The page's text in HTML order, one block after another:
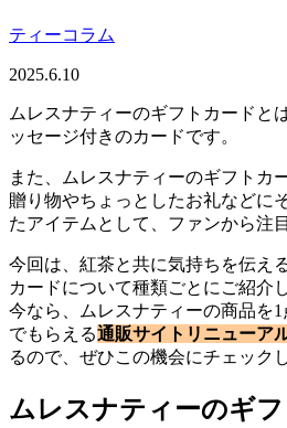
ティーコラム
2025.6.10
ムレスナティーのギフトカードと
ッセージ付きのカードです。
また、ムレスナティーのギフトカ
贈り物やちょっとしたお礼などに
たアイテムとして、ファンから注
今回は、紅茶と共に気持ちを伝え
カードについて種類ごとにご紹介
今なら、ムレスナティーの商品を
でもらえる通販サイトリニューア
るので、ぜひこの機会にチェック
ムレスナティーのギ